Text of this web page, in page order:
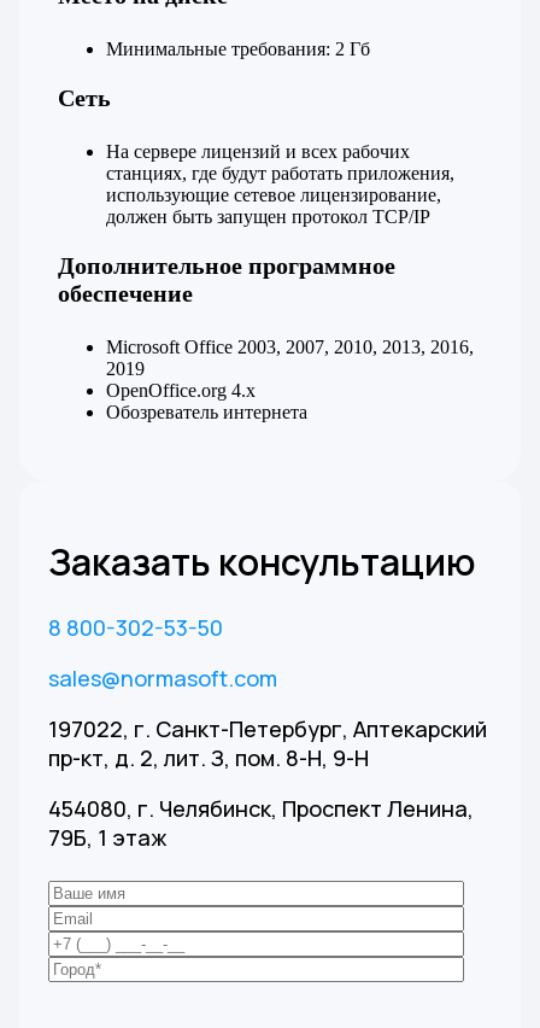
Минимальные требования: 2 Гб
Сеть
На сервере лицензий и всех рабочих
станциях, где будут работать приложения,
использующие сетевое лицензирование,
должен быть запущен протокол TCP/IP
Дополнительное программное
обеспечение
Microsoft Office 2003, 2007, 2010, 2013, 2016,
2019
OpenOffice.org 4.x
Обозреватель интернета
Заказать консультацию
8 800-302-53-50
sales@normasoft.com
197022, г. Санкт-Петербург, Аптекарский
пр-кт, д. 2, лит. З, пом. 8-Н, 9-Н
454080, г. Челябинск, Проспект Ленина,
79Б, 1 этаж